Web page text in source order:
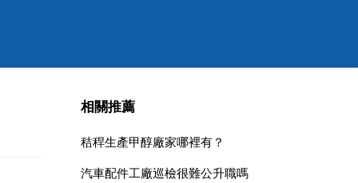
相關推薦
秸稈生產甲醇廠家哪裡有？
汽車配件工廠巡檢很難公升職嗎